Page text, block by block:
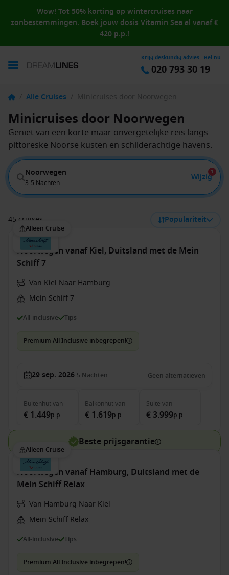
Wow! Tot 50% korting op wintercruises naar
zonbestemmingen. Boek jouw dosis Vitamin Sea al vanaf €
420 p.p.!
Krijg deskundig advies - Bel nu
020 793 30 19
/ Alle Cruises / Minicruises door Noorwegen
Minicruises door Noorwegen
Geniet van een korte maar onvergetelijke reis langs
pittoreske Noorse kusten en schilderachtige havens.
Noorwegen
3-5 Nachten
Wijzig
1
45 cruises Populariteit
Alleen Cruise
Noorwegen vanaf Kiel, Duitsland met de Mein
Schiff 7
Van Kiel Naar Hamburg
Mein Schiff 7
All-inclusive Tips
Premium All Inclusive inbegrepen!
29 sep. 2026 5 Nachten Geen alternatieven
Buitenhutvan
€ 1.449p.p.
Balkonhutvan
€ 1.619p.p.
Suite van
€ 3.999p.p.
Beste prijsgarantie
Alleen Cruise
Noorwegen vanaf Hamburg, Duitsland met de
Mein Schiff Relax
Van Hamburg Naar Kiel
Mein Schiff Relax
All-inclusive Tips
Premium All Inclusive inbegrepen!